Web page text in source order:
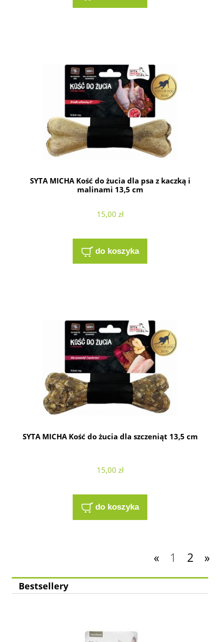
SYTA MICHA Kość do żucia dla psa z kaczką i
malinami 13,5 cm
15,00 zł
do koszyka
SYTA MICHA Kość do żucia dla szczeniąt 13,5 cm
15,00 zł
do koszyka
« 1 2 »
Bestsellery